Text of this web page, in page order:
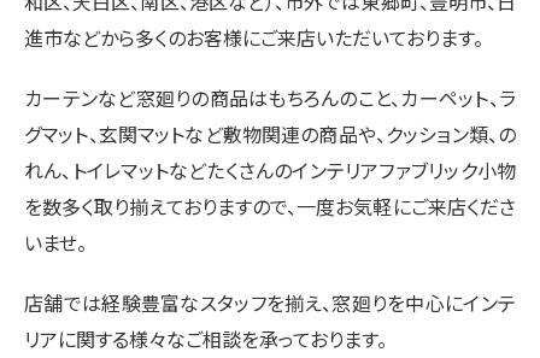
進市などから多くのお客様にご来店いただいております。
カーテンなど窓廻りの商品はもちろんのこと、カーペット、ラ
グマット、玄関マットなど敷物関連の商品や、クッション類、の
れん、トイレマットなどたくさんのインテリアファブリック小物
を数多く取り揃えておりますので、一度お気軽にご来店くださ
いませ。
店舗では経験豊富なスタッフを揃え、窓廻りを中心にインテ
リアに関する様々なご相談を承っております。